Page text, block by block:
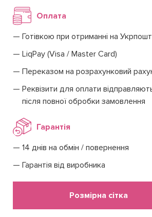
Оплата
Готівкою при отриманні на
LiqPay (Visa / Master Card)
Переказом на розрахунковий
Реквізити для оплати
після повної обробки замовлення
Гарантія
14 днів на обмін / повернення
Гарантія від виробника
Розмірна сітка